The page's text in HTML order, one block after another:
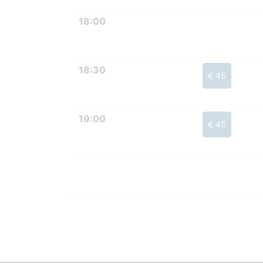
18:00
18:30 € 45
19:00 € 45